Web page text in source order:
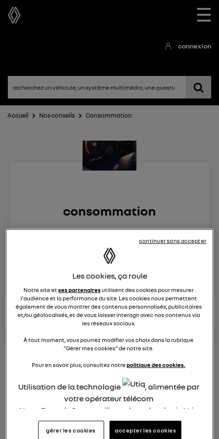
☰
connexion
Accueil Nos conseils Consommation
consommation
Véhicules RENAULT
posez une question
conseils Renault
consultez les
conseils
similaires
voir tous les
conseils
Consommation carburant
26 janvier 2022 à 12:50
Bonjour
Les cookies, ça roule
Notre site etses partenairesutilisent des cookies pour mesurer
l'audience et la performance du site. Les cookies nous permettent
également de vous montrer des contenus personnalisés, publicitaires
et/ou géolocalisés, et de vous laisser interagir avec nos contenus via
les réseaux sociaux.
À tout moment, vous pourrez modifier vos choix dans la rubrique
"Gérer mes cookies" de notre site.
Pour en savoir plus, consultez notrepolitique des cookies.
Utilisation de la technologie
, alimentée par
votre opérateur télécom
Nous, Renault Group, utilisons la technologie Utiq
pour nos activités digitales (telles que décrites
dans cette notice de consentement) et liées à
gérer les cookies accepter les cookies
continuer sans accepter